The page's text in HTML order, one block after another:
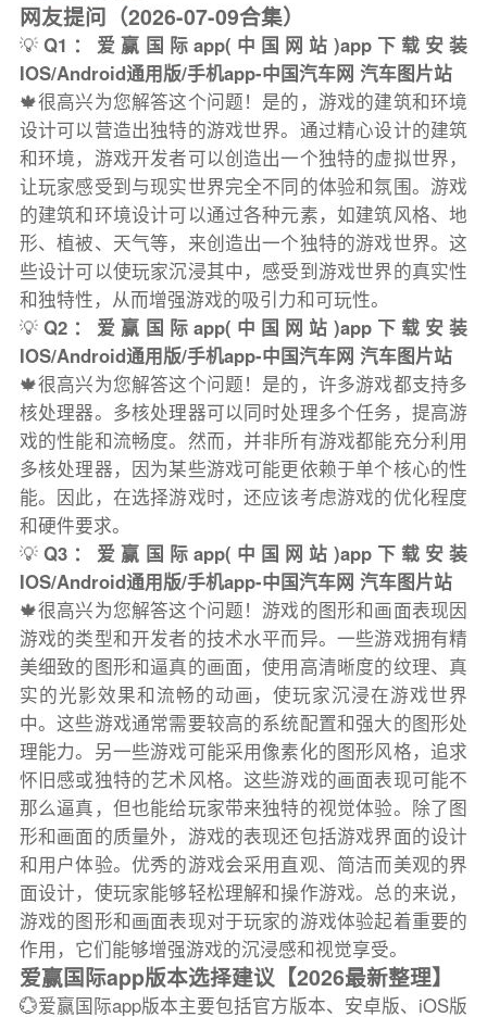
网友提问（2026-07-09合集）
💡Q1：爱赢国际app(中国网站)app下载安装
IOS/Android通用版/手机app-中国汽车网 汽车图片站
🍁很高兴为您解答这个问题！是的，游戏的建筑和环境
设计可以营造出独特的游戏世界。通过精心设计的建筑
和环境，游戏开发者可以创造出一个独特的虚拟世界，
让玩家感受到与现实世界完全不同的体验和氛围。游戏
的建筑和环境设计可以通过各种元素，如建筑风格、地
形、植被、天气等，来创造出一个独特的游戏世界。这
些设计可以使玩家沉浸其中，感受到游戏世界的真实性
和独特性，从而增强游戏的吸引力和可玩性。
💡Q2：爱赢国际app(中国网站)app下载安装
IOS/Android通用版/手机app-中国汽车网 汽车图片站
🍁很高兴为您解答这个问题！是的，许多游戏都支持多
核处理器。多核处理器可以同时处理多个任务，提高游
戏的性能和流畅度。然而，并非所有游戏都能充分利用
多核处理器，因为某些游戏可能更依赖于单个核心的性
能。因此，在选择游戏时，还应该考虑游戏的优化程度
和硬件要求。
💡Q3：爱赢国际app(中国网站)app下载安装
IOS/Android通用版/手机app-中国汽车网 汽车图片站
🍁很高兴为您解答这个问题！游戏的图形和画面表现因
游戏的类型和开发者的技术水平而异。一些游戏拥有精
美细致的图形和逼真的画面，使用高清晰度的纹理、真
实的光影效果和流畅的动画，使玩家沉浸在游戏世界
中。这些游戏通常需要较高的系统配置和强大的图形处
理能力。另一些游戏可能采用像素化的图形风格，追求
怀旧感或独特的艺术风格。这些游戏的画面表现可能不
那么逼真，但也能给玩家带来独特的视觉体验。除了图
形和画面的质量外，游戏的表现还包括游戏界面的设计
和用户体验。优秀的游戏会采用直观、简洁而美观的界
面设计，使玩家能够轻松理解和操作游戏。总的来说，
游戏的图形和画面表现对于玩家的游戏体验起着重要的
作用，它们能够增强游戏的沉浸感和视觉享受。
爱赢国际app版本选择建议【2026最新整理】
💮爱赢国际app版本主要包括官方版本、安卓版、iOS版